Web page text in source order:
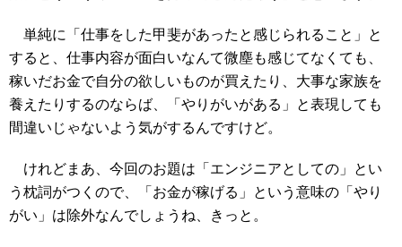
単純に「仕事をした甲斐があったと感じられること」と
すると、仕事内容が面白いなんて微塵も感じてなくても、
稼いだお金で自分の欲しいものが買えたり、大事な家族を
養えたりするのならば、「やりがいがある」と表現しても
間違いじゃないよう気がするんですけど。
けれどまあ、今回のお題は「エンジニアとしての」とい
う枕詞がつくので、「お金が稼げる」という意味の「やり
がい」は除外なんでしょうね、きっと。